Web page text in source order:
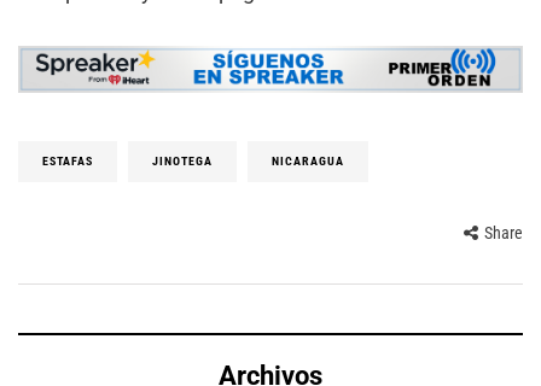
ESTAFAS JINOTEGA NICARAGUA
Share
Archivos